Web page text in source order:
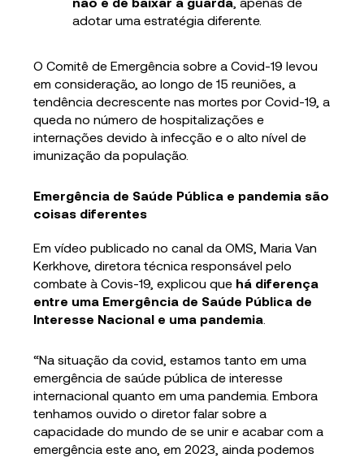
adotar uma estratégia diferente.
O Comitê de Emergência sobre a Covid-19 levou
em consideração, ao longo de 15 reuniões, a
tendência decrescente nas mortes por Covid-19, a
queda no número de hospitalizações e
internações devido à infecção e o alto nível de
imunização da população.
Emergência de Saúde Pública e pandemia são
coisas diferentes
Em vídeo publicado no canal da OMS, Maria Van
Kerkhove, diretora técnica responsável pelo
combate à Covis-19, explicou que há diferença
entre uma Emergência de Saúde Pública de
Interesse Nacional e uma pandemia
“Na situação da covid, estamos tanto em uma
emergência de saúde pública de interesse
internacional quanto em uma pandemia. Embora
tenhamos ouvido o diretor falar sobre a
capacidade do mundo de se unir e acabar com a
emergência este ano, em 2023, ainda podemos